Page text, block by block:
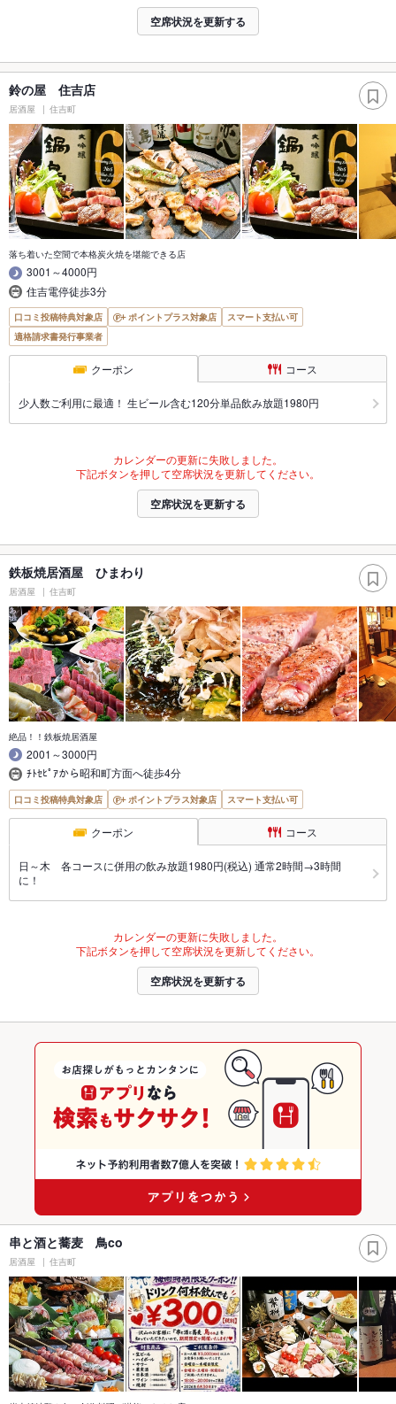
空席状況を更新する
鈴の屋 住吉店
居酒屋 住吉町
落ち着いた空間で本格炭火焼を堪能できる店
3001～4000円
住吉電停徒歩3分
口コミ投稿特典対象店 ポイントプラス対象店
スマート支払い可
適格請求書発行事業者
クーポン コース
少人数ご利用に最適！ 生ビール含む120分単品飲み放題1980円
カレンダーの更新に失敗しました。
下記ボタンを押して空席状況を更新してください。
空席状況を更新する
鉄板焼居酒屋 ひまわり
居酒屋 住吉町
絶品！！鉄板焼居酒屋
2001～3000円
ﾁﾄｾﾋﾟｱから昭和町方面へ徒歩4分
口コミ投稿特典対象店 ポイントプラス対象店 スマート支払い可
クーポン コース
日～木 各コースに併用の飲み放題1980円(税込) 通常2時間→3時間
に！
カレンダーの更新に失敗しました。
下記ボタンを押して空席状況を更新してください。
空席状況を更新する
串と酒と蕎麦 鳥co
居酒屋 住吉町